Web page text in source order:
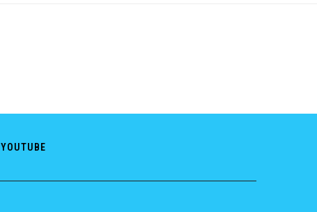
YOUTUBE